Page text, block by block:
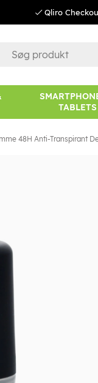
Qliro
TABLETS
48H Anti-Transpirant